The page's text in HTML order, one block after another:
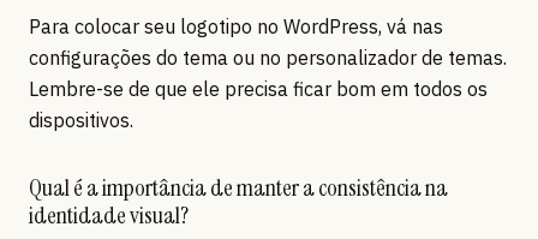
Para colocar seu logotipo no WordPress, vá nas
configurações do tema ou no personalizador de temas.
Lembre-se de que ele precisa ficar bom em todos os
dispositivos.
Qual é a importância de manter a consistência na
identidade visual?